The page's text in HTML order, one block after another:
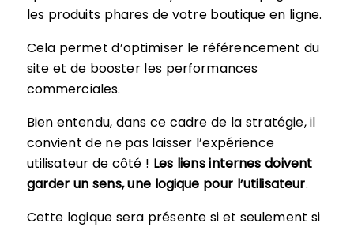
les produits phares de votre boutique en ligne.
Cela permet d’optimiser le référencement du
site et de booster les performances
commerciales.
Bien entendu, dans ce cadre de la stratégie, il
convient de ne pas laisser l’expérience
utilisateur de côté ! Les liens internes doivent
garder un sens, une logique pour l’utilisateur.
Cette logique sera présente si et seulement si